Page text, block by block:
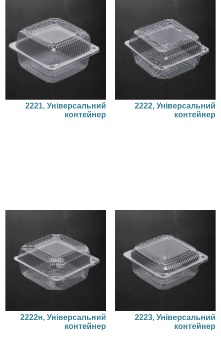
2221, Універсальний
контейнер
2222, Універсальний
контейнер
2222н, Універсальний
контейнер
2223, Універсальний
контейнер